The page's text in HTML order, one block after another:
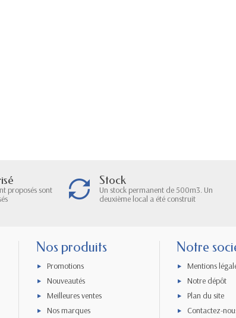
proposés sont
Stock
Un stock permanent de 500m3. Un
deuxième local a été construit
Nos produits
Promotions
Nouveautés
Meilleures ventes
Nos marques
Notre
Mentions
Notre dépôt
Plan du site
Contactez-